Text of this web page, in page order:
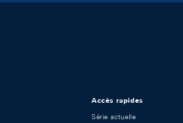
Accès rapides
Série actuelle